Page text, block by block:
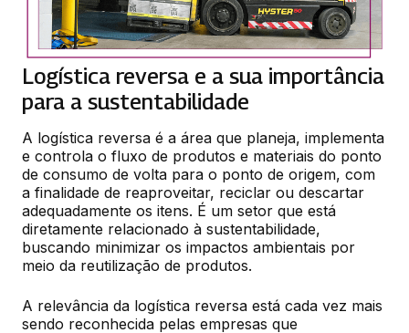
Logística reversa e a sua importância
para a sustentabilidade
A logística reversa é a área que planeja, implementa
e controla o fluxo de produtos e materiais do ponto
de consumo de volta para o ponto de origem, com
a finalidade de reaproveitar, reciclar ou descartar
adequadamente os itens. É um setor que está
diretamente relacionado à sustentabilidade,
buscando minimizar os impactos ambientais por
meio da reutilização de produtos.
A relevância da logística reversa está cada vez mais
sendo reconhecida pelas empresas que